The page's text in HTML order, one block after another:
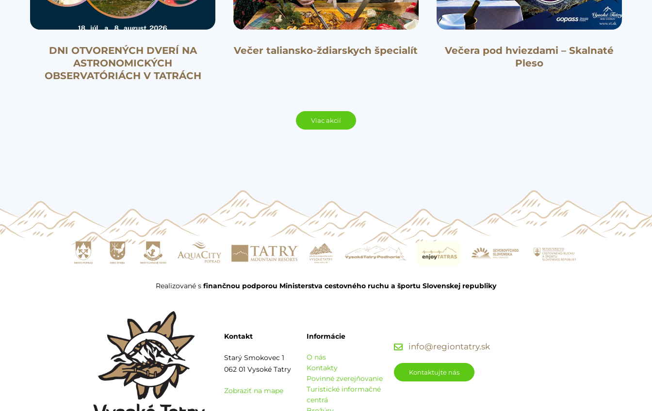
DNI OTVORENÝCH DVERÍ NA
ASTRONOMICKÝCH
OBSERVATÓRIÁCH V TATRÁCH
Večer taliansko-ždiarskych špecialít
Večera pod hviezdami – Skalnaté
Pleso
Viac akcií
Realizované s finančnou podporou Ministerstva cestovného ruchu a športu Slovenskej republiky
Kontakt
Starý Smokovec 1
062 01 Vysoké Tatry
Zobraziť na mape
Informácie
O nás
Kontakty
Povinné zverejňovanie
Turistické informačné
centrá
info@regiontatry.sk
Kontaktujte nás